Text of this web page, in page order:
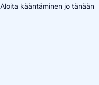
Aloita kääntäminen jo tänään